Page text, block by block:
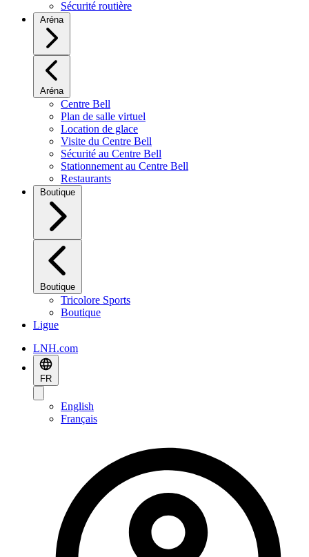
Sécurité routière
Aréna
Aréna
Centre Bell
Plan de salle virtuel
Location de glace
Visite du Centre Bell
Sécurité au Centre Bell
Stationnement au Centre Bell
Restaurants
Boutique
Boutique
Tricolore Sports
Boutique
Ligue
LNH.com
FR
English
Français